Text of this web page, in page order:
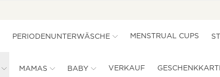
PERIODENUNTERWÄSCHE MENSTRUAL CUPS
MAMAS BABY VERKAUF